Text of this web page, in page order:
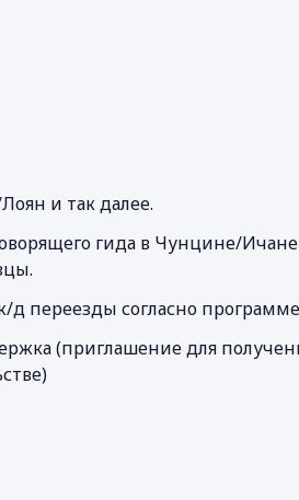
и так далее.
гида в Чунцине/
д переезды согласно программе
(приглашение для